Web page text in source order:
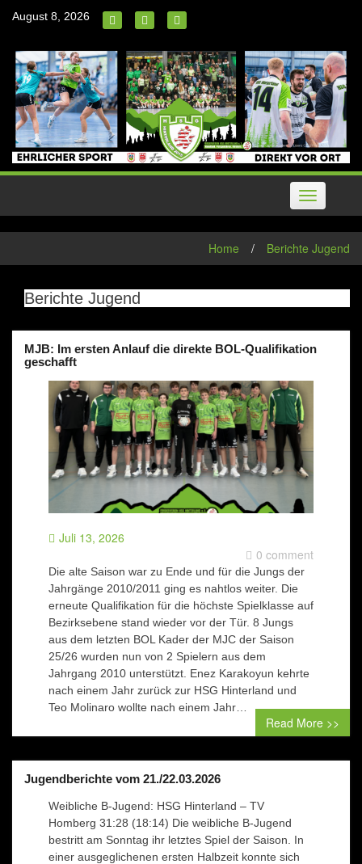
August 8, 2026
Toggle
navigation
Home / Berichte Jugend
Berichte Jugend
MJB: Im ersten Anlauf die direkte BOL-Qualifikation
geschafft
Juli 13, 2026
0 comment
Die alte Saison war zu Ende und für die Jungs der
Jahrgänge 2010/2011 ging es nahtlos weiter. Die
erneute Qualifikation für die höchste Spielklasse auf
Bezirksebene stand wieder vor der Tür. 8 Jungs
aus dem letzten BOL Kader der MJC der Saison
25/26 wurden nun von 2 Spielern aus dem
Jahrgang 2010 unterstützt. Enez Karakoyun kehrte
nach einem Jahr zurück zur HSG Hinterland und
Teo Molinaro wollte nach einem Jahr…
Read More >>
Jugendberichte vom 21./22.03.2026
Weibliche B-Jugend: HSG Hinterland – TV
Homberg 31:28 (18:14) Die weibliche B-Jugend
bestritt am Sonntag ihr letztes Spiel der Saison. In
einer ausgeglichenen ersten Halbzeit konnte sich